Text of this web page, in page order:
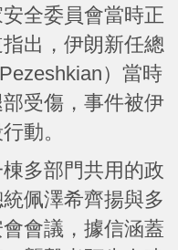
全委員會當時正
出，伊朗新任總
）當時
受傷，事件被伊
動。
多部門共用的政
佩澤希齊揚與多
會議，據信涵蓋